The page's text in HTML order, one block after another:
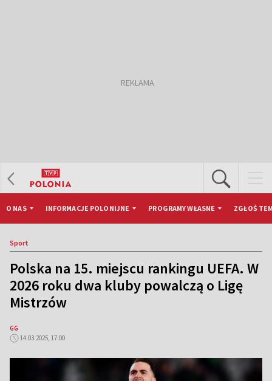
O NAS INFORMACJE POLONIJNE PROGRAMY WŁASNE ZGŁOŚ
Sport
Polska na 15. miejscu rankingu UEFA. W
2026 roku dwa kluby powalczą o Ligę
Mistrzów
GG
14.03.2025, 17:00